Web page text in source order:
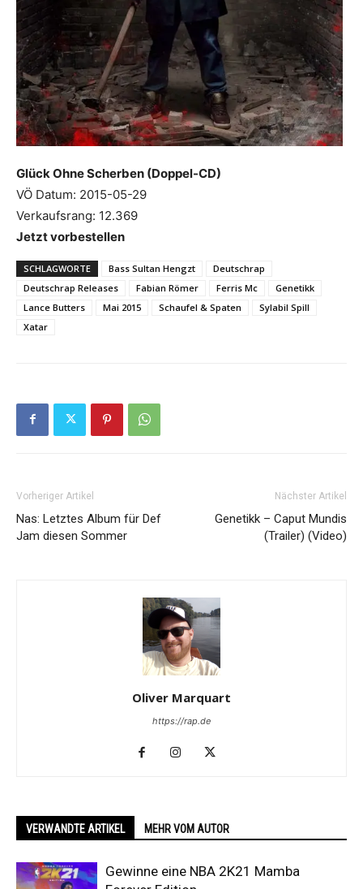
Glück Ohne Scherben (Doppel-CD)
VÖ Datum: 2015-05-29
Verkaufsrang: 12.369
Jetzt vorbestellen
SCHLAGWORTE Bass Sultan Hengzt
Deutschrap
Deutschrap Releases
Fabian Römer Ferris Mc
Genetikk
Lance Butters
Mai 2015 Schaufel & Spaten
Sylabil Spill
Xatar
Vorheriger Artikel
Nas: Letztes Album für Def
Jam diesen Sommer
Nächster Artikel
Genetikk – Caput Mundis
(Trailer) (Video)
Oliver Marquart
https://rap.de
VERWANDTE ARTIKEL MEHR VOM AUTOR
Gewinne eine NBA 2K21 Mamba